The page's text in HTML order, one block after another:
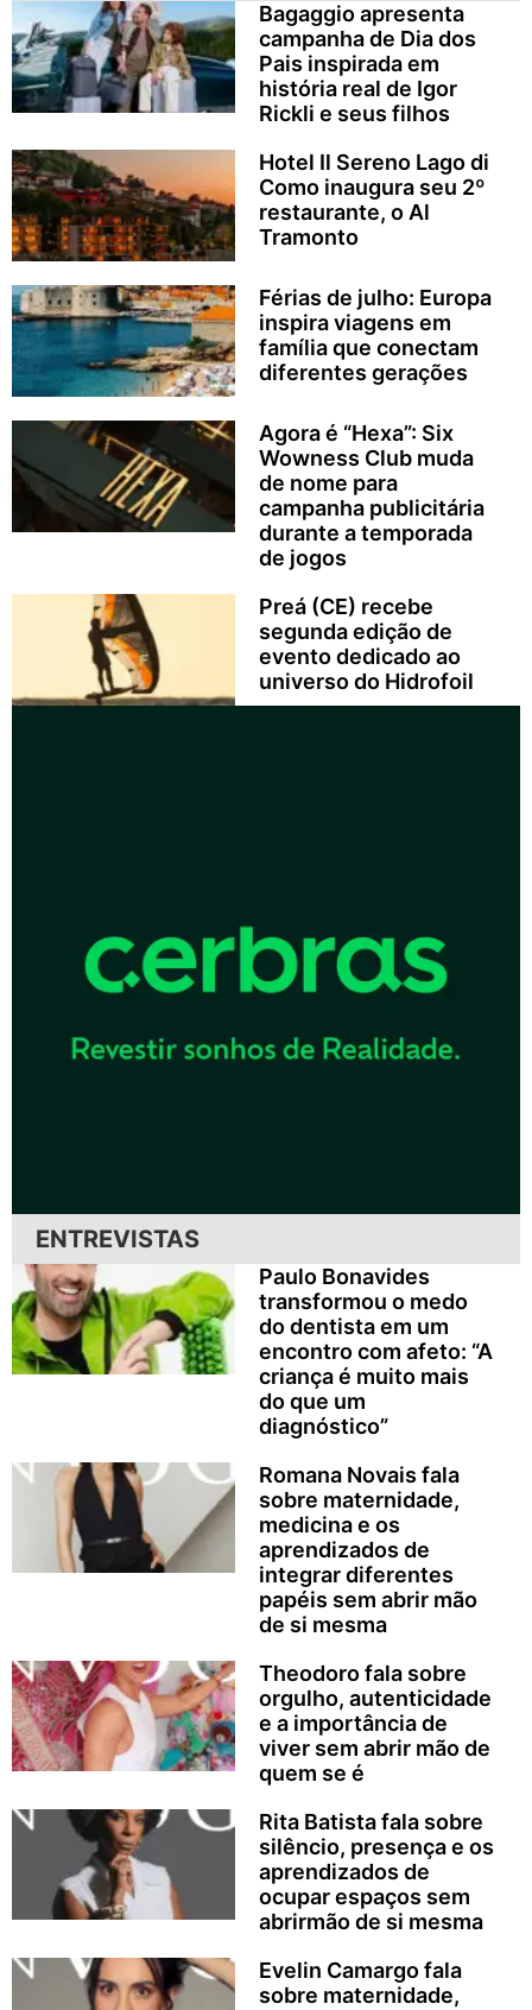
Bagaggio apresenta
campanha de Dia dos
Pais inspirada em
história real de Igor
Rickli e seus filhos
Hotel Il Sereno Lago di
Como inaugura seu 2º
restaurante, o Al
Tramonto
Férias de julho: Europa
inspira viagens em
família que conectam
diferentes gerações
Agora é “Hexa”: Six
Wowness Club muda
de nome para
campanha publicitária
durante a temporada
de jogos
Preá (CE) recebe
segunda edição de
evento dedicado ao
universo do Hidrofoil
ENTREVISTAS
Paulo Bonavides
transformou o medo
do dentista em um
encontro com afeto: “A
criança é muito mais
do que um
diagnóstico”
Romana Novais fala
sobre maternidade,
medicina e os
aprendizados de
integrar diferentes
papéis sem abrir mão
de si mesma
Theodoro fala sobre
orgulho, autenticidade
e a importância de
viver sem abrir mão de
quem se é
Rita Batista fala sobre
silêncio, presença e os
aprendizados de
ocupar espaços sem
abrirmão de si mesma
Evelin Camargo fala
sobre maternidade,